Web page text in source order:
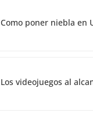
Como poner niebla en
Los videojuegos al